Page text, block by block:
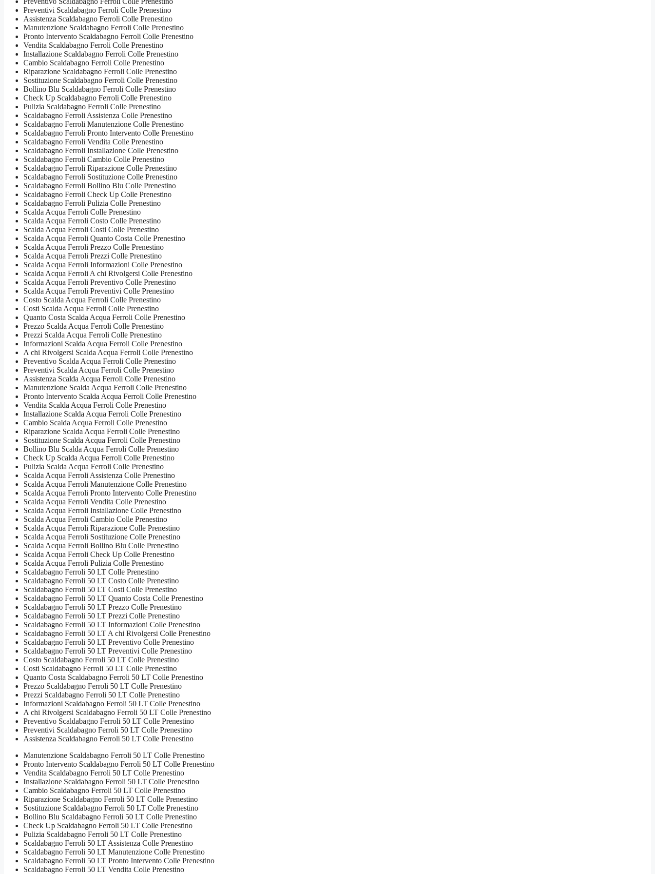
Preventivi Scaldabagno Ferroli Colle Prenestino
Assistenza Scaldabagno Ferroli Colle Prenestino
Manutenzione Scaldabagno Ferroli Colle Prenestino
Pronto Intervento Scaldabagno Ferroli Colle Prenestino
Vendita Scaldabagno Ferroli Colle Prenestino
Installazione Scaldabagno Ferroli Colle Prenestino
Cambio Scaldabagno Ferroli Colle Prenestino
Riparazione Scaldabagno Ferroli Colle Prenestino
Sostituzione Scaldabagno Ferroli Colle Prenestino
Bollino Blu Scaldabagno Ferroli Colle Prenestino
Check Up Scaldabagno Ferroli Colle Prenestino
Pulizia Scaldabagno Ferroli Colle Prenestino
Scaldabagno Ferroli Assistenza Colle Prenestino
Scaldabagno Ferroli Manutenzione Colle Prenestino
Scaldabagno Ferroli Pronto Intervento Colle Prenestino
Scaldabagno Ferroli Vendita Colle Prenestino
Scaldabagno Ferroli Installazione Colle Prenestino
Scaldabagno Ferroli Cambio Colle Prenestino
Scaldabagno Ferroli Riparazione Colle Prenestino
Scaldabagno Ferroli Sostituzione Colle Prenestino
Scaldabagno Ferroli Bollino Blu Colle Prenestino
Scaldabagno Ferroli Check Up Colle Prenestino
Scaldabagno Ferroli Pulizia Colle Prenestino
Scalda Acqua Ferroli Colle Prenestino
Scalda Acqua Ferroli Costo Colle Prenestino
Scalda Acqua Ferroli Costi Colle Prenestino
Scalda Acqua Ferroli Quanto Costa Colle Prenestino
Scalda Acqua Ferroli Prezzo Colle Prenestino
Scalda Acqua Ferroli Prezzi Colle Prenestino
Scalda Acqua Ferroli Informazioni Colle Prenestino
Scalda Acqua Ferroli A chi Rivolgersi Colle Prenestino
Scalda Acqua Ferroli Preventivo Colle Prenestino
Scalda Acqua Ferroli Preventivi Colle Prenestino
Costo Scalda Acqua Ferroli Colle Prenestino
Costi Scalda Acqua Ferroli Colle Prenestino
Quanto Costa Scalda Acqua Ferroli Colle Prenestino
Prezzo Scalda Acqua Ferroli Colle Prenestino
Prezzi Scalda Acqua Ferroli Colle Prenestino
Informazioni Scalda Acqua Ferroli Colle Prenestino
A chi Rivolgersi Scalda Acqua Ferroli Colle Prenestino
Preventivo Scalda Acqua Ferroli Colle Prenestino
Preventivi Scalda Acqua Ferroli Colle Prenestino
Assistenza Scalda Acqua Ferroli Colle Prenestino
Manutenzione Scalda Acqua Ferroli Colle Prenestino
Pronto Intervento Scalda Acqua Ferroli Colle Prenestino
Vendita Scalda Acqua Ferroli Colle Prenestino
Installazione Scalda Acqua Ferroli Colle Prenestino
Cambio Scalda Acqua Ferroli Colle Prenestino
Riparazione Scalda Acqua Ferroli Colle Prenestino
Sostituzione Scalda Acqua Ferroli Colle Prenestino
Bollino Blu Scalda Acqua Ferroli Colle Prenestino
Check Up Scalda Acqua Ferroli Colle Prenestino
Pulizia Scalda Acqua Ferroli Colle Prenestino
Scalda Acqua Ferroli Assistenza Colle Prenestino
Scalda Acqua Ferroli Manutenzione Colle Prenestino
Scalda Acqua Ferroli Pronto Intervento Colle Prenestino
Scalda Acqua Ferroli Vendita Colle Prenestino
Scalda Acqua Ferroli Installazione Colle Prenestino
Scalda Acqua Ferroli Cambio Colle Prenestino
Scalda Acqua Ferroli Riparazione Colle Prenestino
Scalda Acqua Ferroli Sostituzione Colle Prenestino
Scalda Acqua Ferroli Bollino Blu Colle Prenestino
Scalda Acqua Ferroli Check Up Colle Prenestino
Scalda Acqua Ferroli Pulizia Colle Prenestino
Scaldabagno Ferroli 50 LT Colle Prenestino
Scaldabagno Ferroli 50 LT Costo Colle Prenestino
Scaldabagno Ferroli 50 LT Costi Colle Prenestino
Scaldabagno Ferroli 50 LT Quanto Costa Colle Prenestino
Scaldabagno Ferroli 50 LT Prezzo Colle Prenestino
Scaldabagno Ferroli 50 LT Prezzi Colle Prenestino
Scaldabagno Ferroli 50 LT Informazioni Colle Prenestino
Scaldabagno Ferroli 50 LT A chi Rivolgersi Colle Prenestino
Scaldabagno Ferroli 50 LT Preventivo Colle Prenestino
Scaldabagno Ferroli 50 LT Preventivi Colle Prenestino
Costo Scaldabagno Ferroli 50 LT Colle Prenestino
Costi Scaldabagno Ferroli 50 LT Colle Prenestino
Quanto Costa Scaldabagno Ferroli 50 LT Colle Prenestino
Prezzo Scaldabagno Ferroli 50 LT Colle Prenestino
Prezzi Scaldabagno Ferroli 50 LT Colle Prenestino
Informazioni Scaldabagno Ferroli 50 LT Colle Prenestino
A chi Rivolgersi Scaldabagno Ferroli 50 LT Colle Prenestino
Preventivo Scaldabagno Ferroli 50 LT Colle Prenestino
Preventivi Scaldabagno Ferroli 50 LT Colle Prenestino
Assistenza Scaldabagno Ferroli 50 LT Colle Prenestino
Manutenzione Scaldabagno Ferroli 50 LT Colle Prenestino
Pronto Intervento Scaldabagno Ferroli 50 LT Colle Prenestino
Vendita Scaldabagno Ferroli 50 LT Colle Prenestino
Installazione Scaldabagno Ferroli 50 LT Colle Prenestino
Cambio Scaldabagno Ferroli 50 LT Colle Prenestino
Riparazione Scaldabagno Ferroli 50 LT Colle Prenestino
Sostituzione Scaldabagno Ferroli 50 LT Colle Prenestino
Bollino Blu Scaldabagno Ferroli 50 LT Colle Prenestino
Check Up Scaldabagno Ferroli 50 LT Colle Prenestino
Pulizia Scaldabagno Ferroli 50 LT Colle Prenestino
Scaldabagno Ferroli 50 LT Assistenza Colle Prenestino
Scaldabagno Ferroli 50 LT Manutenzione Colle Prenestino
Scaldabagno Ferroli 50 LT Pronto Intervento Colle Prenestino
Scaldabagno Ferroli 50 LT Vendita Colle Prenestino